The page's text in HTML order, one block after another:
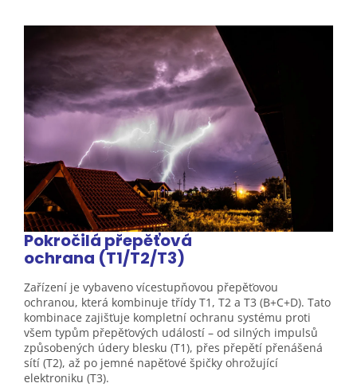
Pokročilá přepěťová
ochrana (T1/T2/T3)
Zařízení je vybaveno vícestupňovou přepěťovou
ochranou, která kombinuje třídy T1, T2 a T3 (B+C+D). Tato
kombinace zajišťuje kompletní ochranu systému proti
všem typům přepěťových událostí – od silných impulsů
způsobených údery blesku (T1), přes přepětí přenášená
sítí (T2), až po jemné napěťové špičky ohrožující
elektroniku (T3).